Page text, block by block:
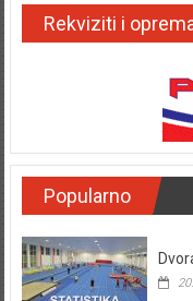
Rekviziti i
Popularno